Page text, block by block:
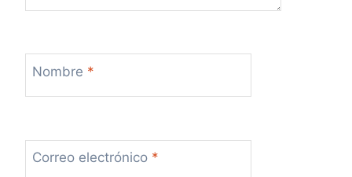
Nombre *
Correo electrónico *